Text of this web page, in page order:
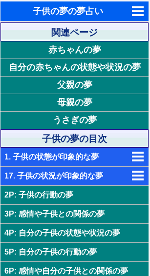
子供の夢の夢占い
東洋・西洋占星術
ホラリー占星術
手相占いで未来診断
タロットカードで無料占い
命名の姓名判断
飛星派風水で住宅開運
男と女の心理学と心理テスト
関連ページ
赤ちゃんの夢
自分の赤ちゃんの状態や状況の夢
父親の夢
母親の夢
うさぎの夢
子供の夢の目次
1. 子供の状態が印象的な夢
2. 元気な子供の夢 - 長所や欠点の強
3. 太った子供の夢 - 魅力や不摂生
4. 痩せた子供の夢 - 運気低迷
5. 病気の子供の夢 - 失敗や窮地
6. 憧れるような子供の夢 - 魅力や長
所の活用
17. 子供の状況が印象的な夢
18. 子供が浮気される夢 - 不信感や
19. 子供が落ちる夢 - 挫折感や無力
感
20. 子供が結婚する夢 - 人生の転機
21. 子供の結婚式の夢 - チャンス
2P: 子供の行動の夢
3P: 感情や子供との関係の夢
4P: 自分の子供の状態や状況の夢
5P: 自分の子供の行動の夢
6P: 感情や自分の子供との関係の夢